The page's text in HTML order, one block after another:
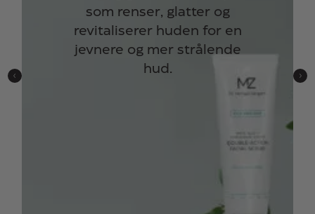
som renser, glatter og
revitaliserer huden for en
jevnere og mer strålende
hud.